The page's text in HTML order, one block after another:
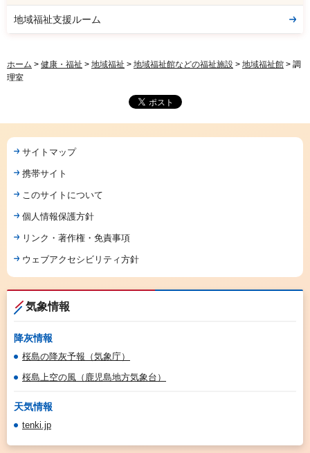
地域福祉支援ルーム
ホーム > 健康・福祉 > 地域福祉 > 地域福祉館などの福祉施設 > 地域福祉館 > 調
理室
サイトマップ
携帯サイト
このサイトについて
個人情報保護方針
リンク・著作権・免責事項
ウェブアクセシビリティ方針
気象情報
降灰情報
桜島の降灰予報（気象庁）
桜島上空の風（鹿児島地方気象台）
天気情報
tenki.jp